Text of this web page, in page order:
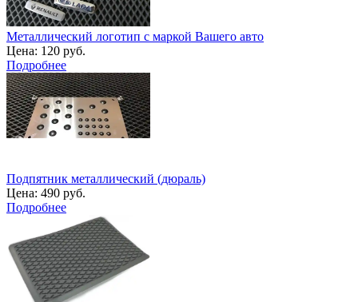
Металлический логотип с маркой Вашего авто
Цена: 120 руб.
Подробнее
Подпятник металлический (дюраль)
Цена: 490 руб.
Подробнее